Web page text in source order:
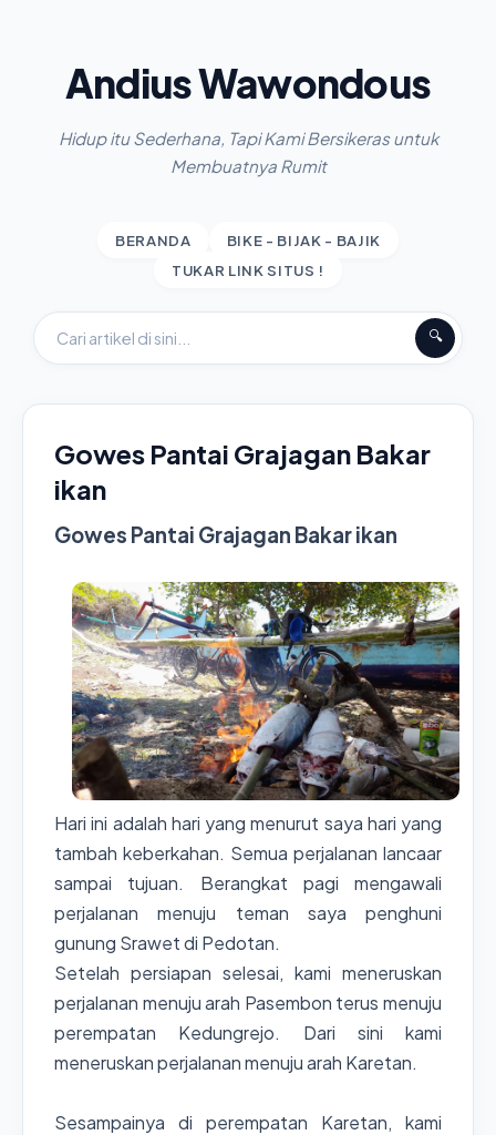
Andius Wawondous
Hidup itu Sederhana, Tapi Kami Bersikeras untuk
Membuatnya Rumit
BERANDA
BIKE - BIJAK - BAJIK
TUKAR LINK SITUS !
🔍
Gowes Pantai Grajagan Bakar
ikan
Gowes Pantai Grajagan Bakar ikan
Hari ini adalah hari yang menurut saya hari yang
tambah keberkahan. Semua perjalanan lancaar
sampai tujuan. Berangkat pagi mengawali
perjalanan menuju teman saya penghuni
gunung Srawet di Pedotan.
Setelah persiapan selesai, kami meneruskan
perjalanan menuju arah Pasembon terus menuju
perempatan Kedungrejo. Dari sini kami
meneruskan perjalanan menuju arah Karetan.
Sesampainya di perempatan Karetan, kami